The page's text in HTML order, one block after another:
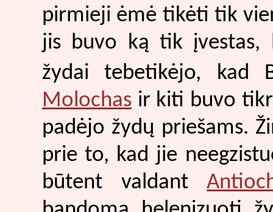
pirmieji ėmė tikėti tik
jis buvo ką tik įvestas,
žydai tebetikėjo, kad
Molochas ir kiti buvo
padėjo žydų priešams.
prie to, kad jie
būtent valdant